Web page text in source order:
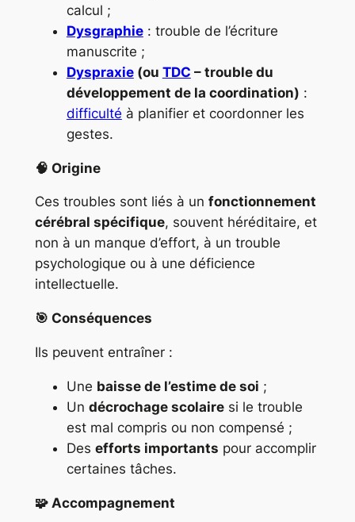
calcul ;
Dysgraphie: trouble de l’écriture
manuscrite ;
Dyspraxie(ou TDC – trouble du
développement de la coordination) :
difficulté à planifier et coordonner les
gestes.
🧠 Origine
Ces troubles sont liés à un fonctionnement
cérébral spécifique, souvent héréditaire, et
non à un manque d’effort, à un trouble
psychologique ou à une déficience
intellectuelle.
🎯 Conséquences
Ils peuvent entraîner :
Une baisse de l’estime de soi ;
Un décrochage scolairesi le trouble
est mal compris ou non compensé ;
Des efforts importants pour accomplir
certaines tâches.
🧩 Accompagnement